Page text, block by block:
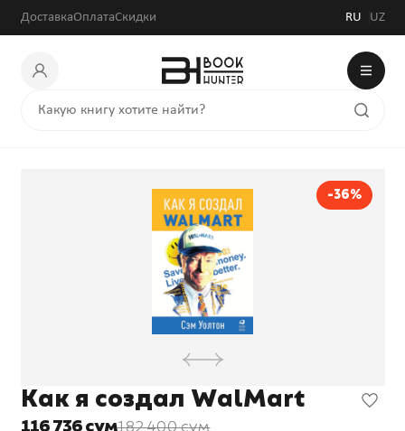
ДоставкаОплатаСкидки RU UZ
-36%
Как я создал WalMart
116 736 сум182 400 сум